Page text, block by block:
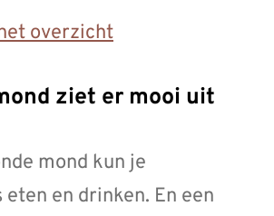
overzicht
ziet er mooi uit
mond kun je
en drinken. En een